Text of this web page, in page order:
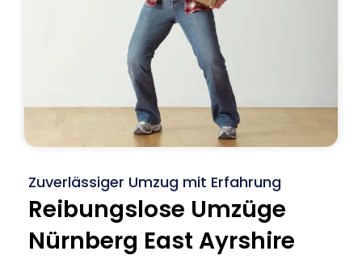
Zuverlässiger Umzug mit Erfahrung
Reibungslose Umzüge
Nürnberg East Ayrshire